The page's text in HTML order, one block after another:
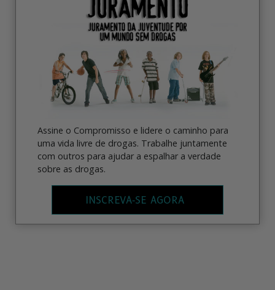
Assine o Compromisso e lidere o caminho para
uma vida livre de drogas. Trabalhe juntamente
com outros para ajudar a espalhar a verdade
sobre as drogas.
INSCREVA‑SE AGORA